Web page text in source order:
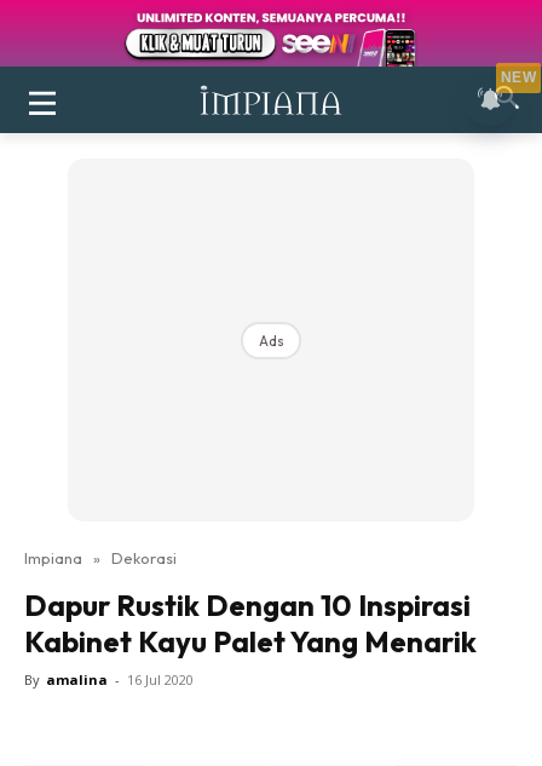
Login|Register
Ruang Makan
Ruang Tamu
Direktori
Ads
Impiana » Dekorasi
Dapur Rustik Dengan 10 Inspirasi
Kabinet Kayu Palet Yang Menarik
By amalina - 16 Jul 2020
NEW